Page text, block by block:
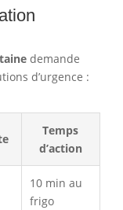
demande
d’urgence :
Temps
d’action
10 min au
frigo